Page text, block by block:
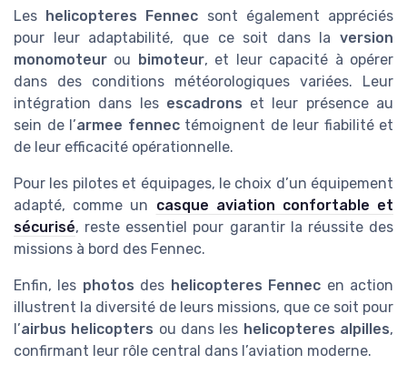
Les helicopteres Fennec sont également appréciés
pour leur adaptabilité, que ce soit dans la version
monomoteur ou bimoteur, et leur capacité à opérer
dans des conditions météorologiques variées. Leur
intégration dans les escadrons et leur présence au
sein de l’armee fennectémoignent de leur fiabilité et
de leur efficacité opérationnelle.
Pour les pilotes et équipages, le choix d’un équipement
adapté, comme un casque aviation confortable et
sécurisé, reste essentiel pour garantir la réussite des
missions à bord des Fennec.
Enfin, les photos des helicopteres Fennec en action
illustrent la diversité de leurs missions, que ce soit pour
l’airbus helicopters ou dans les helicopteres alpilles,
confirmant leur rôle central dans l’aviation moderne.